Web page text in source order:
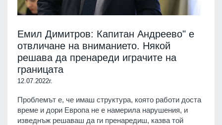
Емил Димитров: Капитан Андреево" е
отвличане на вниманието. Някой
решава да пренареди играчите на
границата
12.07.2022г.
Проблемът е, че имаш структура, която работи доста
време и дори Европа не е намерила нарушения, и
изведнъж решаваш да ги пренаредиш, казва той